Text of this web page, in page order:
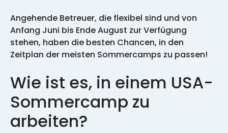
Angehende Betreuer, die flexibel sind und von
Anfang Juni bis Ende August zur Verfügung
stehen, haben die besten Chancen, in den
Zeitplan der meisten Sommercamps zu passen!
Wie ist es, in einem USA-
Sommercamp zu
arbeiten?